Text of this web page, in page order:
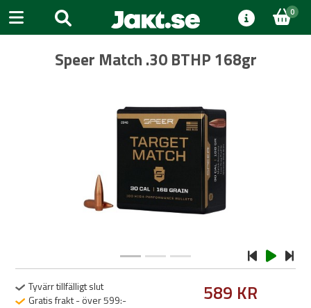
0
Speer Match .30 BTHP 168gr
Tyvärr tillfälligt slut
Gratis frakt - över 599:-
589 KR